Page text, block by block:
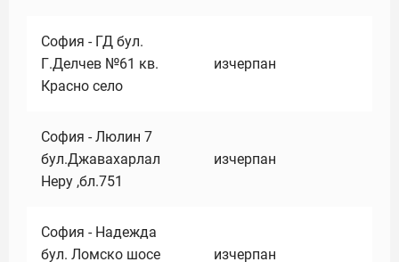
София - ГД бул.
Г.Делчев №61 кв.
Красно село
изчерпан
София - Люлин 7
бул.Джавахарлал
Неру ,бл.751
изчерпан
София - Надежда
бул. Ломско шосе
изчерпан